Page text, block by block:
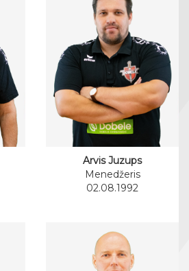
Arvis Juzups
Menedžeris
02.08.1992